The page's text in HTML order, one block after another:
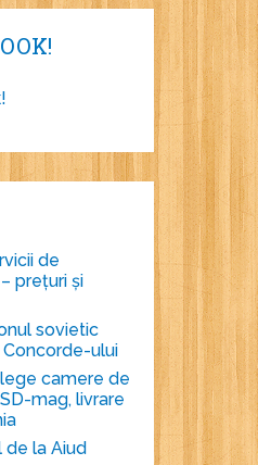
de
prețuri și
sovietic
ului
camere de
mag, livrare
de la Aiud